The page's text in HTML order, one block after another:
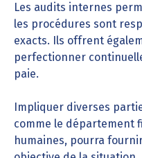
Les audits internes
les procédures sont
exacts. Ils offrent
perfectionner
paie.
Impliquer diverses
comme le département
humaines, pourra